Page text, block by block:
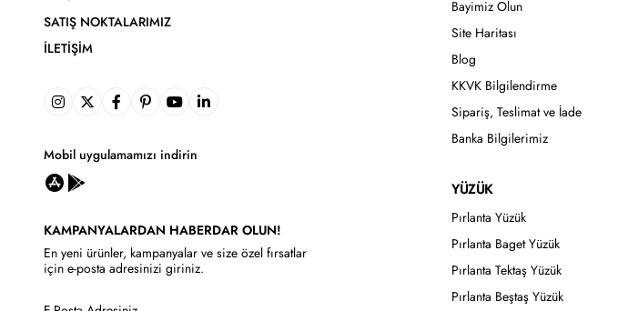
SATIŞ NOKTALARIMIZ
İLETIŞIM
Mobil uygulamamızı indirin
KAMPANYALARDAN HABERDAR OLUN!
En yeni ürünler, kampanyalar ve size özel fırsatlar
için e-posta adresinizi giriniz.
Bayimiz Olun
Site Haritası
Blog
KKVK Bilgilendirme
Sipariş, Teslimat ve İade
Banka Bilgilerimiz
YÜZÜK
Pırlanta Yüzük
Pırlanta Baget Yüzük
Pırlanta Tektaş Yüzük
Pırlanta Beştaş Yüzük